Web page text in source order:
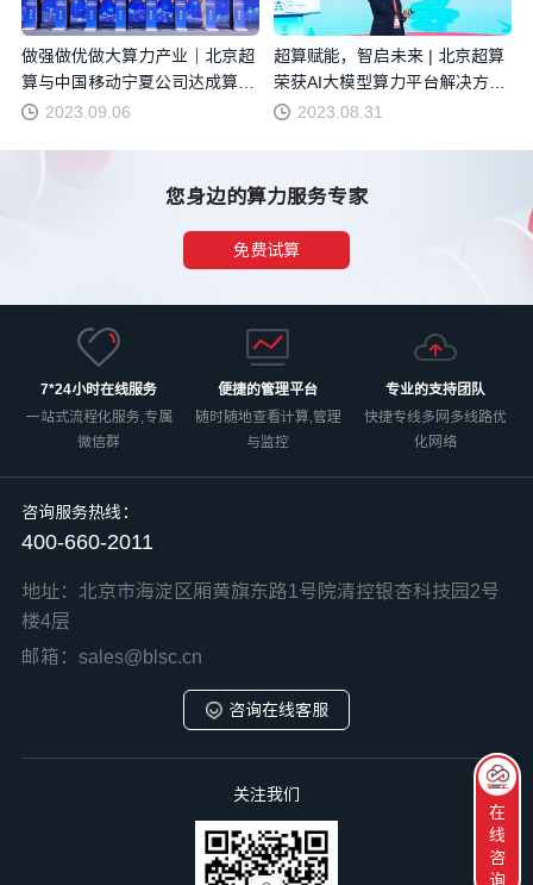
做强做优做大算力产业｜北京超
算与中国移动宁夏公司达成算力
生态合作
2023.09.06
超算赋能，智启未来 | 北京超算
荣获AI大模型算力平台解决方案
奖 2023.08.31
您身边的算力服务专家
免费试算
7*24小时在线服务
一站式流程化服务,专属
微信群
便捷的管理平台
随时随地查看计算,管理
与监控
专业的支持团队
快捷专线多网多线路优
化网络
咨询服务热线：
400-660-2011
地址：北京市海淀区厢黄旗东路1号院清控银杏科技园2号
楼4层
邮箱：sales@blsc.cn
咨询在线客服
关注我们
在
线
咨
询